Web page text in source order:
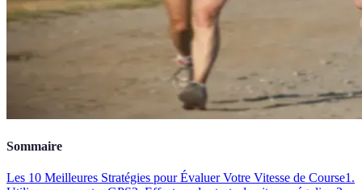
Sommaire
Les 10 Meilleures Stratégies pour Évaluer Votre Vitesse de Course1.